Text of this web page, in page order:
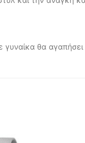
γυναίκα θα